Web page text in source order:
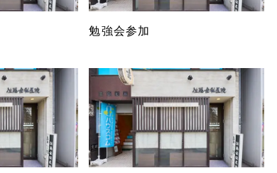
勉強会参加